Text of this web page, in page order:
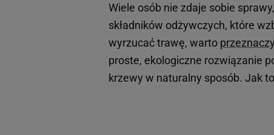
Wiele osób nie zdaje sobie
składników odżywczych, które
wyrzucać trawę, warto
proste, ekologiczne rozwiązanie
krzewy w naturalny sposób. Jak